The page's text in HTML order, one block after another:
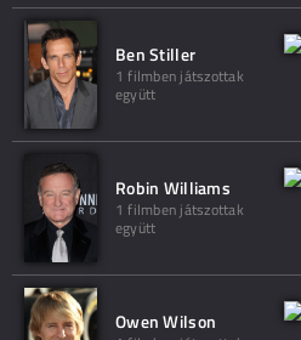
Ben Stiller
1 filmben játszottak
együtt
Robin Williams
1 filmben játszottak
együtt
Owen Wilson